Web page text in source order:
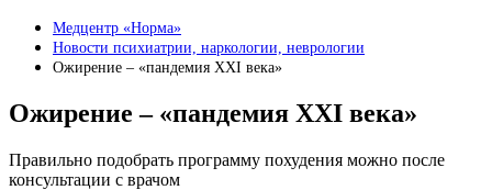
Медцентр «Норма»
Новости психиатрии, наркологии, неврологии
Ожирение – «пандемия XXI века»
Ожирение – «пандемия XXI века»
Правильно подобрать программу похудения можно после
консультации с врачом